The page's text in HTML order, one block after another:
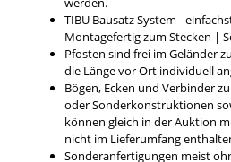
TIBU Bausatz System -
Montagefertig zum Stecken |
Pfosten sind frei im Geländer
die Länge vor Ort individuell
Bögen, Ecken und Verbinder
oder Sonderkonstruktionen
können gleich in der Auktion
nicht im Lieferumfang
Sonderanfertigungen meist